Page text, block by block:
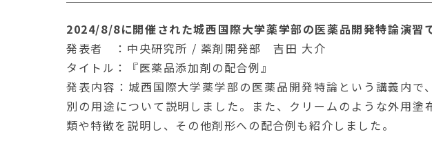
2024/8/8に開催された城西国際大学薬学部の医薬品開発特論演習
発表者 ：中央研究所 / 薬剤開発部 吉田 大介
タイトル：『医薬品添加剤の配合例』
発表内容：城西国際大学薬学部の医薬品開発特論という講義内で
別の用途について説明しました。また、クリームのような外用塗
類や特徴を説明し、その他剤形への配合例も紹介しました。